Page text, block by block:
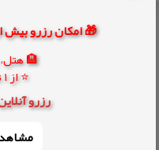
🎁 امکان رزرو بیش از 1000 هتل و اقامتگاه مشهد با 80%
🏨
⭐ از 1 تا 5 ستاره | فولبرد | نزدیک حرم
رزرو